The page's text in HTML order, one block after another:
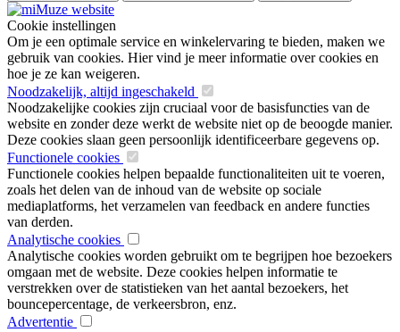
Cookie instellingen
Om je een optimale service en winkelervaring te bieden, maken we
gebruik van cookies. Hier vind je meer informatie over cookies en
hoe je ze kan weigeren.
Noodzakelijk, altijd ingeschakeld
Noodzakelijke cookies zijn cruciaal voor de basisfuncties van de
website en zonder deze werkt de website niet op de beoogde manier.
Deze cookies slaan geen persoonlijk identificeerbare gegevens op.
Functionele cookies
Functionele cookies helpen bepaalde functionaliteiten uit te voeren,
zoals het delen van de inhoud van de website op sociale
mediaplatforms, het verzamelen van feedback en andere functies
van derden.
Analytische cookies
Analytische cookies worden gebruikt om te begrijpen hoe bezoekers
omgaan met de website. Deze cookies helpen informatie te
verstrekken over de statistieken van het aantal bezoekers, het
bouncepercentage, de verkeersbron, enz.
Advertentie